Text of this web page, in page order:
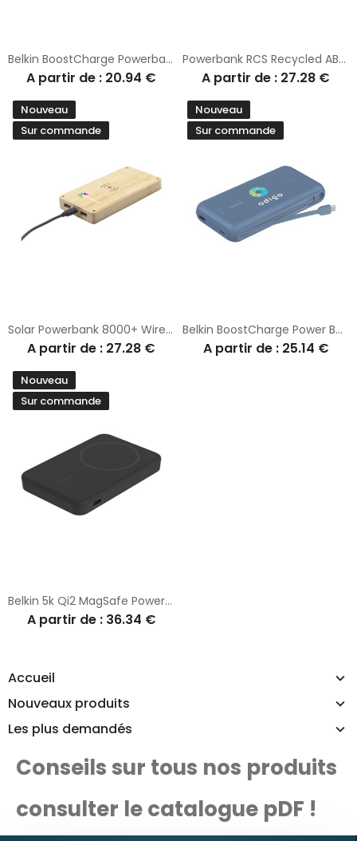
Accueil
Nouveaux produits
Les plus demandés
Conseils sur tous nos produits
consulter le catalogue pDF !
Belkin BoostCharge Powerbank 20K
A partir de : 20.94 €
Powerbank RCS Recycled ABS 20000 batterie externe
A partir de : 27.28 €
Nouveau
Sur commande
Solar Powerbank 8000+ Wireless Charger chargeur externe
A partir de : 27.28 €
Nouveau
Sur commande
Belkin BoostCharge Power Bank 20K Câble intégré
A partir de : 25.14 €
Nouveau
Sur commande
Belkin 5k Qi2 MagSafe PowerBank with Kickstand
A partir de : 36.34 €